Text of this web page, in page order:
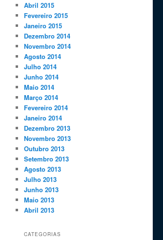
Abril 2015
Fevereiro 2015
Janeiro 2015
Dezembro 2014
Novembro 2014
Agosto 2014
Julho 2014
Junho 2014
Maio 2014
Março 2014
Fevereiro 2014
Janeiro 2014
Dezembro 2013
Novembro 2013
Outubro 2013
Setembro 2013
Agosto 2013
Julho 2013
Junho 2013
Maio 2013
Abril 2013
CATEGORIAS